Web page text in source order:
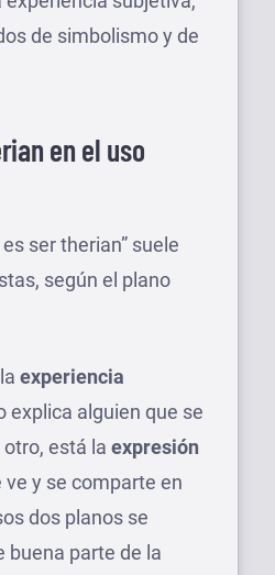
de simbolismo y de
en el uso
ser therian” suele
según el plano
experiencia
explica alguien que se
está la expresión
ve y se comparte en
dos planos se
buena parte de la